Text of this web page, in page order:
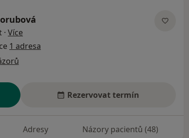
· Více
1 adresa
Rezervovat termín
Adresy Názory pacientů (48)